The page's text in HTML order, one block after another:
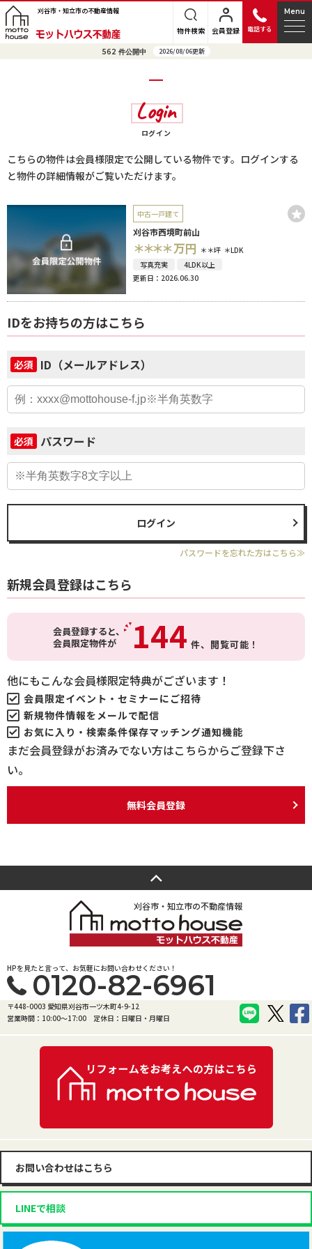
刈谷市・知立市の不動産情報
物件検索 会員登録 電話する
Menu
562 件公開中 2026/08/06更新
Login
ログイン
こちらの物件は会員様限定で公開している物件です。ログインする
と物件の詳細情報がご覧いただけます。
中古一戸建て
刈谷市西境町前山
＊＊＊＊万円 ＊＊坪 ＊LDK
写真充実
4LDK以上
更新日：2026.06.30
IDをお持ちの方はこちら
必須 ID（メールアドレス）
必須 パスワード
ログイン
パスワードを忘れた方はこちら≫
新規会員登録はこちら
会員登録すると、
会員限定物件が
144 件、 閲覧可能！
他にもこんな会員様限定特典がございます！
会員限定イベント・セミナーにご招待
新規物件情報をメールで配信
お気に入り・検索条件保存マッチング通知機能
まだ会員登録がお済みでない方はこちらからご登録下さ
い。
無料会員登録
刈谷市・知立市の不動産情報
HPを見たと言って、お気軽にお問い合わせください！
0120-82-6961
〒448-0003 愛知県刈谷市一ツ木町4-9-12
営業時間：10:00〜17:00
定休日：日曜日・月曜日
お問い合わせはこちら
LINEで相談